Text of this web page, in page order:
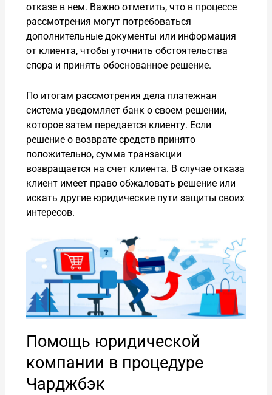
отказе в нем. Важно отметить, что в процессе
рассмотрения могут потребоваться
дополнительные документы или информация
от клиента, чтобы уточнить обстоятельства
спора и принять обоснованное решение.
По итогам рассмотрения дела платежная
система уведомляет банк о своем решении,
которое затем передается клиенту. Если
решение о возврате средств принято
положительно, сумма транзакции
возвращается на счет клиента. В случае отказа
клиент имеет право обжаловать решение или
искать другие юридические пути защиты своих
интересов.
Помощь юридической
компании в процедуре
Чарджбэк